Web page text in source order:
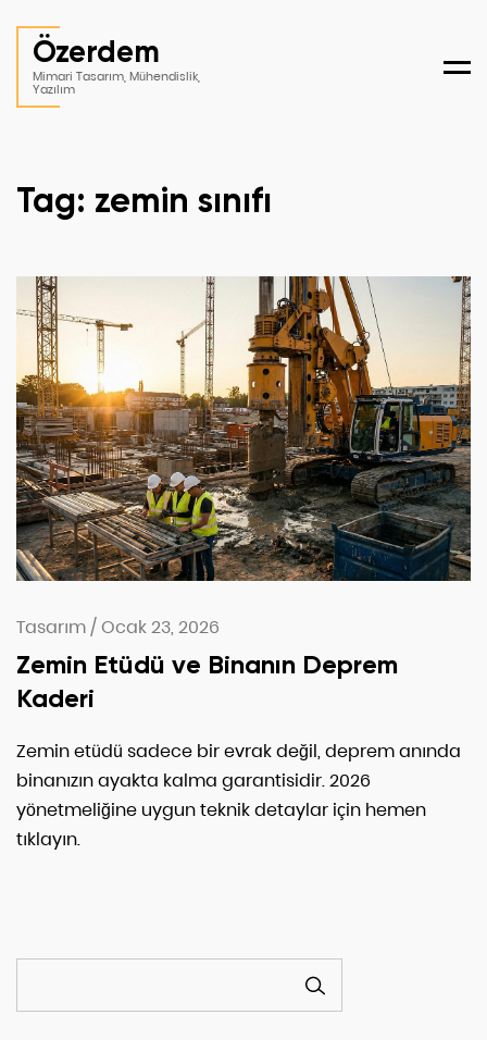
Özerdem
Mimari Tasarım, Mühendislik,
Yazılım
Tag: zemin sınıfı
Tasarım/Ocak 23, 2026
Zemin Etüdü ve Binanın Deprem
Kaderi
Zemin etüdü sadece bir evrak değil, deprem anında
binanızın ayakta kalma garantisidir. 2026
yönetmeliğine uygun teknik detaylar için hemen
tıklayın.